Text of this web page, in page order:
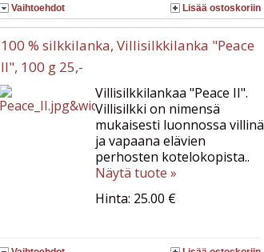
Vaihtoehdot Lisää ostoskoriin
100 % silkkilanka, Villisilkkilanka "Peace
II", 100 g 25,-
Villisilkkilankaa "Peace II".
Villisilkki on nimensä
mukaisesti luonnossa villinä
ja vapaana elävien
perhosten kotelokopista..
Näytä tuote »
Hinta: 25.00 €